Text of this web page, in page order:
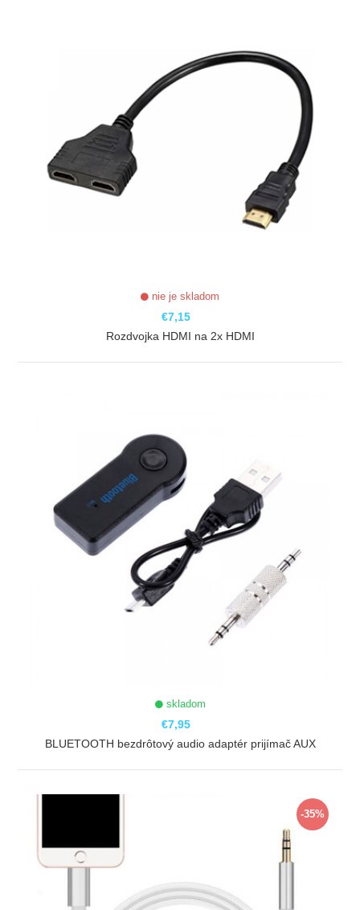
nie je skladom
€7,15
Rozdvojka HDMI na 2x HDMI
skladom
€7,95
BLUETOOTH bezdrôtový audio adaptér prijímač AUX
-35%